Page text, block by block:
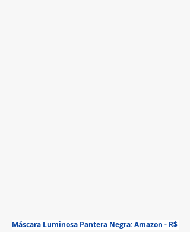
Máscara Luminosa Pantera Negra: Amazon - R$